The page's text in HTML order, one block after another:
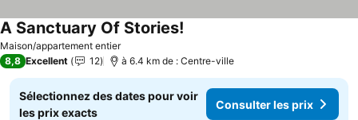
Maison/appartement entier
A Sanctuary Of Stories!
8,8 Excellent 12 à 6.4 km de : Centre-ville
Sélectionnez des dates pour voir
les prix exacts
Consulter les prix